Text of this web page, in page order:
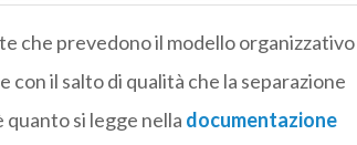
che prevedono il modello organizzativo
il salto di qualità che la separazione
si legge nella documentazione